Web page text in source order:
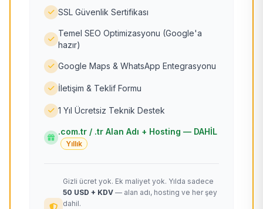
SSL Güvenlik Sertifikası
Temel SEO Optimizasyonu (Google'a
hazır)
Google Maps & WhatsApp Entegrasyonu
İletişim & Teklif Formu
1 Yıl Ücretsiz Teknik Destek
.com.tr / .tr Alan Adı + Hosting — DAHİL
Yıllık
Gizli ücret yok. Ek maliyet yok. Yılda sadece
50 USD + KDV — alan adı, hosting ve her şey
dahil.